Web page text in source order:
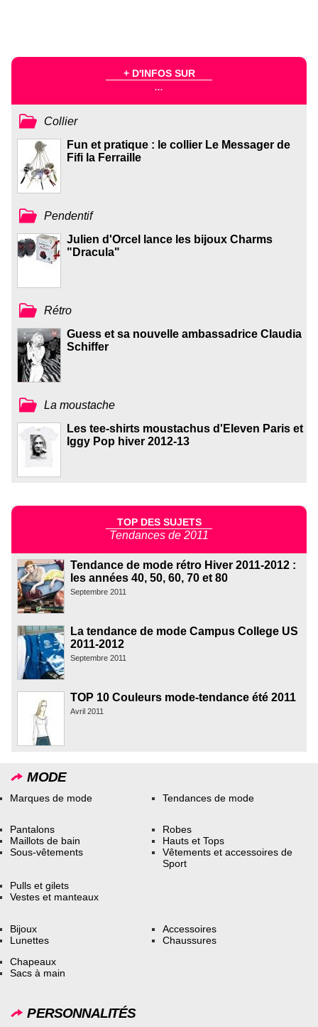
+ D'INFOS SUR
...
Collier
Fun et pratique : le collier Le Messager de
Fifi la Ferraille
Pendentif
Julien d'Orcel lance les bijoux Charms
"Dracula"
Rétro
Guess et sa nouvelle ambassadrice Claudia
Schiffer
La moustache
Les tee-shirts moustachus d'Eleven Paris et
Iggy Pop hiver 2012-13
TOP DES SUJETS
Tendances de 2011
Tendance de mode rétro Hiver 2011-2012 :
les années 40, 50, 60, 70 et 80
Septembre 2011
La tendance de mode Campus College US
2011-2012
Septembre 2011
TOP 10 Couleurs mode-tendance été 2011
Avril 2011
MODE
Marques de mode Tendances de mode
Pantalons
Maillots de bain
Sous-vêtements
Robes
Hauts et Tops
Vêtements et accessoires de
Sport
Pulls et gilets
Vestes et manteaux
Bijoux
Lunettes
Accessoires
Chaussures
Chapeaux
Sacs à main
PERSONNALITÉS